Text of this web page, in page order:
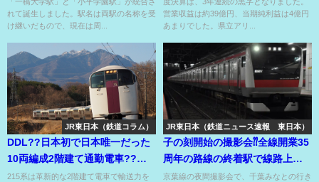
れて誕生しました。駅名は両駅の名称を受
け継いだもので、現在は周...
営業収益は約39億円、当期純利益は4億円
あまりでした。県立アリ...
JR東日本（鉄道コラム）
DDL??日本初で日本唯一だった
10両編成2階建て通勤電車??量
産されず廃車の理由が…
215系は革新的な2階建て電車で輸送力を
JR東日本（鉄道ニュース速報 東日本）
子の刻開始の撮影会⁇全線開業35
周年の路線の終着駅で線路上か
らの撮影もOK??
京葉線の夜間撮影会で、千葉みなとの行き